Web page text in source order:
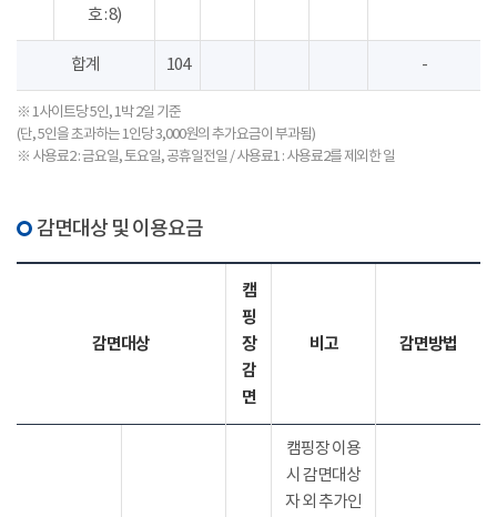
호 : 8)
합계 104 -
※ 1사이트당 5인, 1박 2일 기준
(단, 5인을 초과하는 1인당 3,000원의 추가요금이 부과됨)
※ 사용료2 : 금요일, 토요일, 공휴일전일 / 사용료1 : 사용료2를 제외한 일
감면대상 및 이용요금
감면대상
캠
핑
장
감
면
비고 감면방법
캠핑장 이용
시 감면대상
자 외 추가인